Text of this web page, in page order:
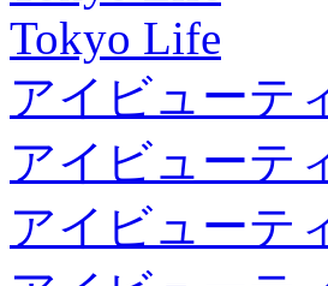
Tokyo Life
アイビューテ
アイビューテ
アイビューテ